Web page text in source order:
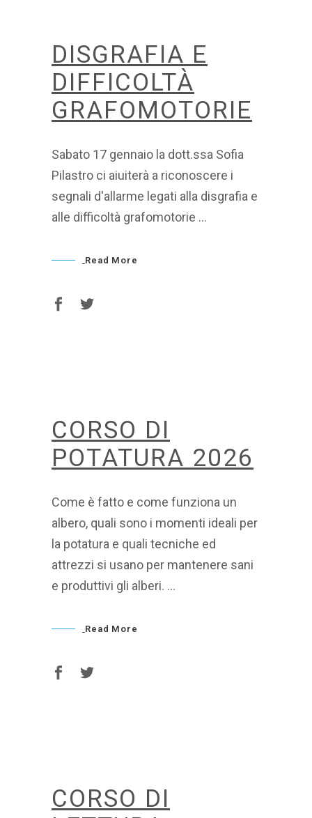
DISGRAFIA E
DIFFICOLTÀ
GRAFOMOTORIE
Sabato 17 gennaio la dott.ssa Sofia
Pilastro ci aiuiterà a riconoscere i
segnali d'allarme legati alla disgrafia e
alle difficoltà grafomotorie
Read More
CORSO DI
POTATURA 2026
Come è fatto e come funziona un
albero, quali sono i momenti ideali per
la potatura e quali tecniche ed
attrezzi si usano per mantenere sani
e produttivi gli alberi.
Read More
CORSO DI